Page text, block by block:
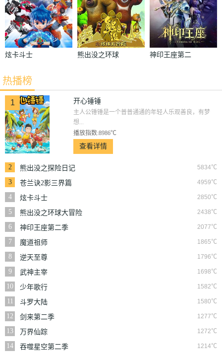
炫卡斗士
熊出没之环球
神印王座第二
热播榜
1 开心锤锤
主人公锤锤是一个普普通通的年轻人乐观善良，有梦
想...
播放指数:8986℃
查看详情
2 5834℃
熊出没之探险日记
3
4959℃
苍兰诀2影三界篇
4
2850℃
炫卡斗士
5
2438℃
熊出没之环球大冒险
6
2077℃
神印王座第二季
7
1865℃
魔道祖师
8
1796℃
逆天至尊
9
1698℃
武神主宰
10
1582℃
少年歌行
11
1580℃
斗罗大陆
12
1277℃
剑来第二季
13
1272℃
万界仙踪
14
1214℃
吞噬星空第二季